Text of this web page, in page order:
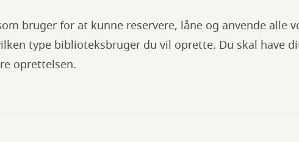
bruger for at kunne reservere, låne og anvende alle
type biblioteksbruger du vil oprette. Du skal have
oprettelsen.